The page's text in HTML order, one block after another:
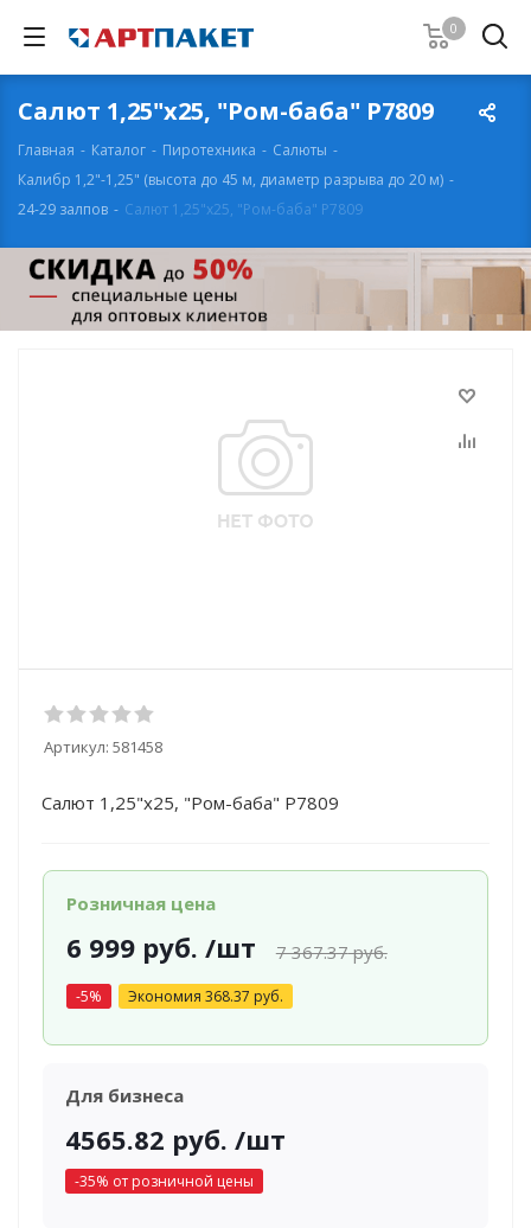
0
Салют 1,25"х25, "Ром-баба" Р7809
Главная - Каталог - Пиротехника - Салюты -
Калибр 1,2"-1,25" (высота до 45 м, диаметр разрыва до 20 м) -
24-29 залпов - Салют 1,25"х25, "Ром-баба" Р7809
Артикул: 581458
Салют 1,25"х25, "Ром-баба" Р7809
Розничная цена
6 999руб. /шт 7 367.37руб.
-5% Экономия 368.37 руб.
Для бизнеса
4565.82 руб. /шт
-35% от розничной цены